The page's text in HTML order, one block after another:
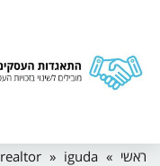
ראשי »
realtor » iguda